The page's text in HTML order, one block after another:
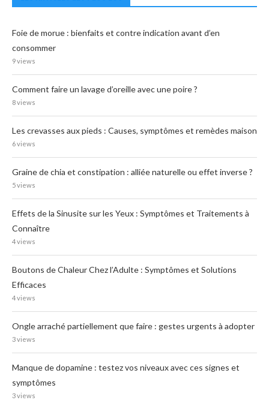
Foie de morue : bienfaits et contre indication avant d’en
consommer
9 views
Comment faire un lavage d’oreille avec une poire ?
8 views
Les crevasses aux pieds : Causes, symptômes et remèdes maison
6 views
Graine de chia et constipation : alliée naturelle ou effet inverse ?
5 views
Effets de la Sinusite sur les Yeux : Symptômes et Traitements à
Connaître
4 views
Boutons de Chaleur Chez l’Adulte : Symptômes et Solutions
Efficaces
4 views
Ongle arraché partiellement que faire : gestes urgents à adopter
3 views
Manque de dopamine : testez vos niveaux avec ces signes et
symptômes
3 views